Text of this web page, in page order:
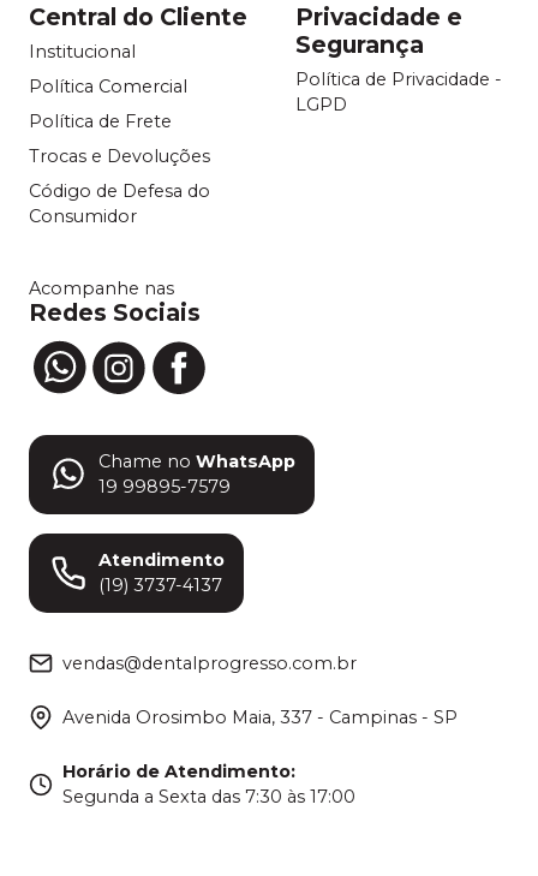
Central do Cliente
Institucional
Política Comercial
Política de Frete
Trocas e Devoluções
Código de Defesa do
Consumidor
Privacidade e
Segurança
Política de Privacidade -
LGPD
Acompanhe nas
Redes Sociais
Chame no WhatsApp
19 99895-7579
Atendimento
(19) 3737-4137
vendas@dentalprogresso.com.br
Avenida Orosimbo Maia, 337 - Campinas - SP
Horário de Atendimento:
Segunda a Sexta das 7:30 às 17:00